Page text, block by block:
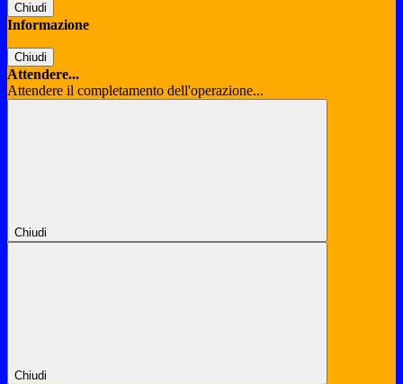
Chiudi
Informazione
Chiudi
Attendere...
Attendere il completamento dell'operazione...
Chiudi
Chiudi